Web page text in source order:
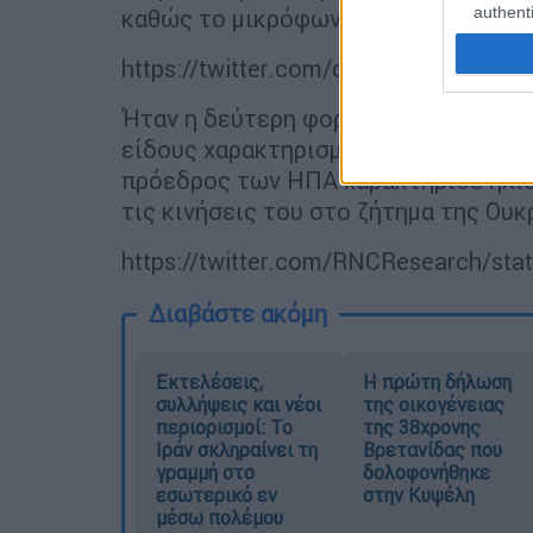
καθώς το μικρόφωνό του ήταν
https://twitter.com/disclosetv/status/
Ήταν η δεύτερη φορά σε λίγες μέρες
είδους χαρακτηρισμούς κατά
πρόεδρος των ΗΠΑ χαρακτήρισε
τις κινήσεις του στο ζήτημα της
https://twitter.com/RNCResearch/
Διαβάστε ακόμη
Εκτελέσεις,
συλλήψεις και νέοι
περιορισμοί: Το
Ιράν σκληραίνει τη
γραμμή στο
εσωτερικό εν
μέσω πολέμου
Η πρώτη δήλωση
της οικογένειας
της 38χρονης
Βρετανίδας που
δολοφονήθηκε
στην Κυψέλη